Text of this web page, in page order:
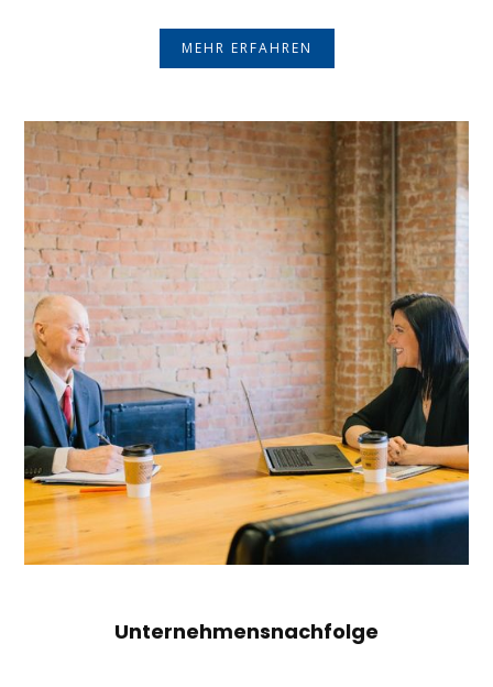
MEHR ERFAHREN
Unternehmensnachfolge